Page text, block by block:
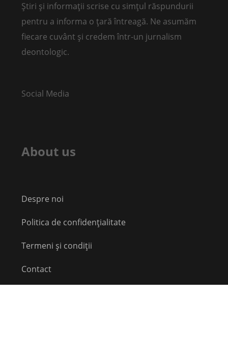
Știri și informații scrise cu simțul răspundurii
pentru a informa o țară întreagă. Ne asumăm
fiecare cuvânt și credem într-un jurnalism
deontologic.
Social Media
About us
Despre noi
Politica de confidențialitate
Termeni și condiții
Contact